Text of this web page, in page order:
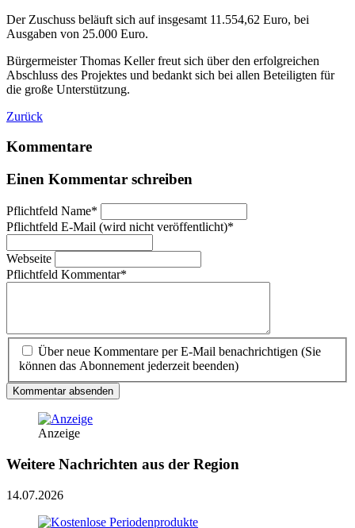
Der Zuschuss beläuft sich auf insgesamt 11.554,62 Euro, bei
Ausgaben von 25.000 Euro.
Bürgermeister Thomas Keller freut sich über den erfolgreichen
Abschluss des Projektes und bedankt sich bei allen Beteiligten für
die große Unterstützung.
Zurück
Kommentare
Einen Kommentar schreiben
Pflichtfeld Name*
Pflichtfeld E-Mail (wird nicht veröffentlicht)*
Webseite
Pflichtfeld Kommentar*
Über neue Kommentare per E-Mail benachrichtigen (Sie
können das Abonnement jederzeit beenden)
Kommentar absenden
Anzeige
Weitere Nachrichten aus der Region
14.07.2026